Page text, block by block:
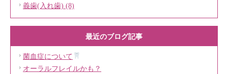
義歯(入れ歯) (8)
最近のブログ記事
菌血症について
オーラルフレイルかも？